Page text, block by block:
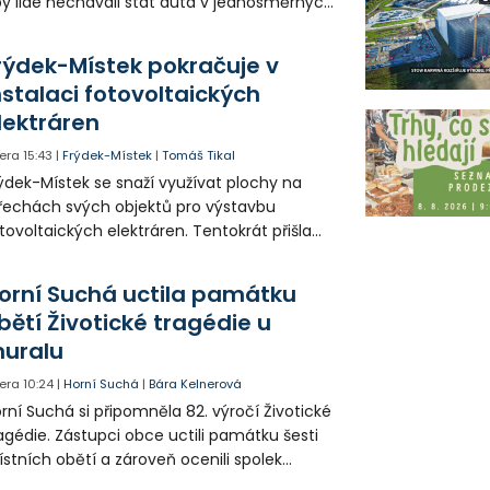
někteří obyvatelé rozhodli sepsat petici.
Místek pokračuje v
fotovoltaických
15:43 |Frýdek-Místek |Tomáš Tikal
Místek se snaží využívat plochy na
svých objektů pro výstavbu
elektráren. Tentokrát přišla
Suchá uctila památku
Životické tragédie u
10:24 |Horní Suchá |Bára Kelnerová
Suchá si připomněla 82. výročí Životické
Zástupci obce uctili památku šesti
obětí a zároveň ocenili spolek